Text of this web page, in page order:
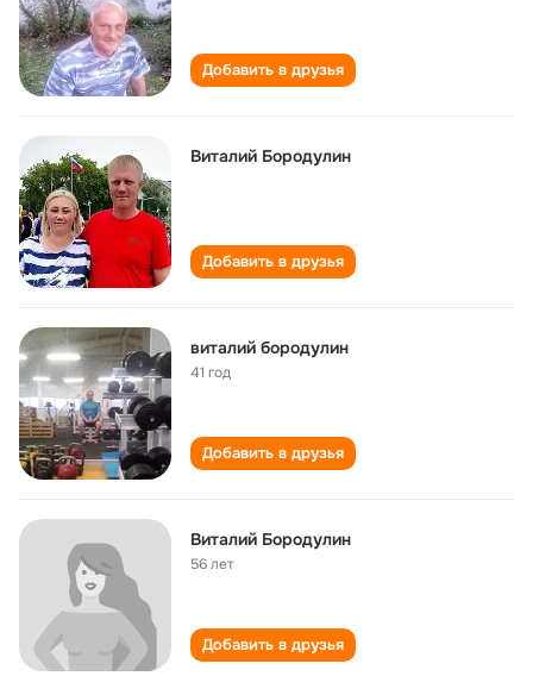
Добавить в друзья
Виталий Бородулин
Добавить в друзья
виталий бородулин
41 год
Добавить в друзья
Виталий Бородулин
56 лет
Добавить в друзья